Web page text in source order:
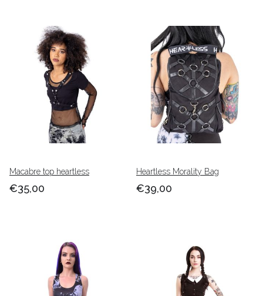
Macabre top heartless
€35,00
Heartless Morality Bag
€39,00